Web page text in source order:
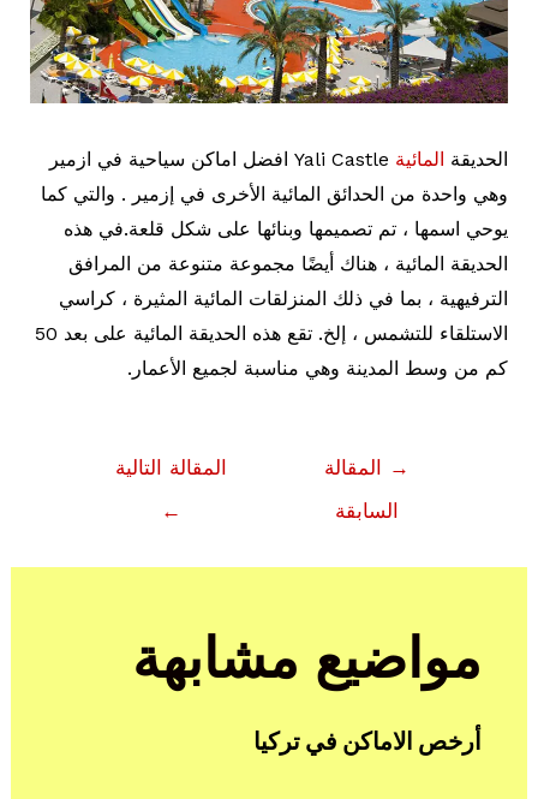
الحديقة المائية
Yali Castle افضل اماكن سياحية في ازمير
وهي واحدة من الحدائق المائية الأخرى في إزمير . والتي كما
يوحي اسمها ، تم تصميمها وبنائها على شكل قلعة.في هذه
الحديقة المائية ، هناك أيضًا مجموعة متنوعة من المرافق
الترفيهية ، بما في ذلك المنزلقات المائية المثيرة ، كراسي
الاستلقاء للتشمس ، إلخ. تقع هذه الحديقة المائية على بعد 50
كم من وسط المدينة وهي مناسبة لجميع الأعمار.
→ المقالة
السابقة
المقالة التالية
←
مواضيع مشابهة
أرخص الاماكن في تركيا